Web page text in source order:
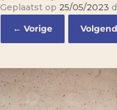
Geplaatst op 25/05/2023
← Vorige